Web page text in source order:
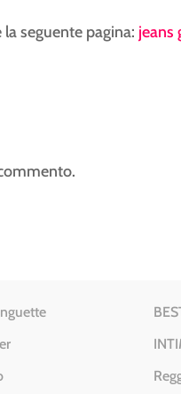
seguente pagina: jeans